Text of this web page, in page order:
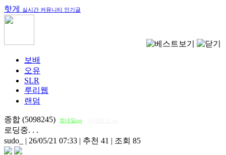
핫게 실시간 커뮤니티 인기글
보배
오유
SLR
루리웹
랜덤
종합 (5098245) 썸네일on
로딩중. . .
sudo_ | 26/05/21 07:33 | 추천 41 | 조회 85